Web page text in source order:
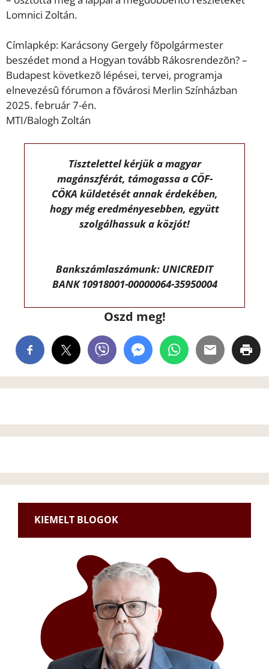
Lomnici Zoltán.
Címlapkép: Karácsony Gergely fõpolgármester
beszédet mond a Hogyan tovább Rákosrendezõn? –
Budapest következõ lépései, tervei, programja
elnevezésû fórumon a fõvárosi Merlin Színházban
2025. február 7-én.
MTI/Balogh Zoltán
Tisztelettel kérjük a magyar
magánszférát, támogassa a CÖF-
CÖKA küldetését annak érdekében,
hogy még eredményesebben, együtt
szolgálhassuk a közjót!
Bankszámlaszámunk: UNICREDIT
BANK 10918001-00000064-35950004
Oszd meg!
KIEMELT BLOGOK